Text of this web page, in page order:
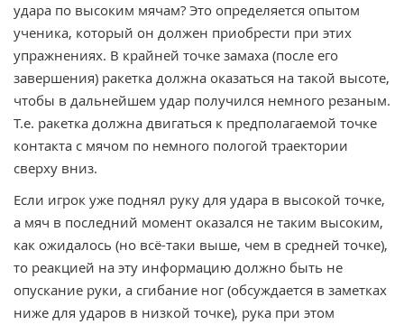
удара по высоким мячам? Это определяется опытом
ученика, который он должен приобрести при этих
упражнениях. В крайней точке замаха (после его
завершения) ракетка должна оказаться на такой высоте,
чтобы в дальнейшем удар получился немного резаным.
Т.е. ракетка должна двигаться к предполагаемой точке
контакта с мячом по немного пологой траектории
сверху вниз.
Если игрок уже поднял руку для удара в высокой точке,
а мяч в последний момент оказался не таким высоким,
как ожидалось (но всё-таки выше, чем в средней точке),
то реакцией на эту информацию должно быть не
опускание руки, а сгибание ног (обсуждается в заметках
ниже для ударов в низкой точке), рука при этом